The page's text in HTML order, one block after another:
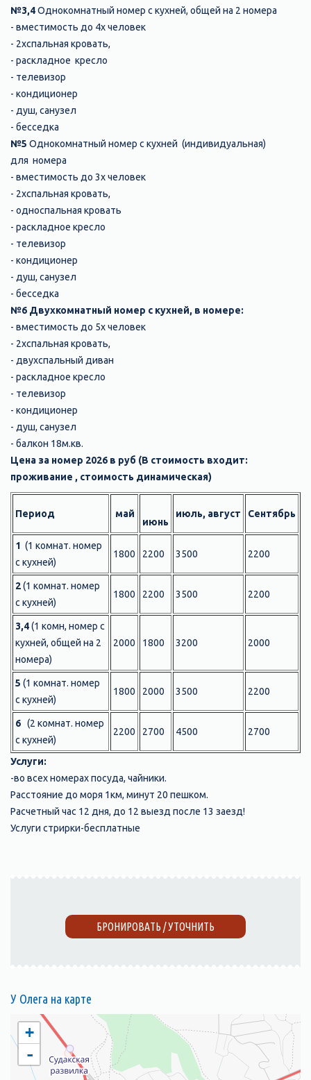
№3,4Однокомнатный номер с кухней, общей на 2 номера
- вместимость до 4х человек
- 2хспальная кровать,
- раскладное кресло
- телевизор
- кондиционер
- душ, санузел
- бесседка
№5 Однокомнатный номер с кухней (индивидуальная)
для номера
- вместимость до 3х человек
- 2хспальная кровать,
- односпальная кровать
- раскладное кресло
- телевизор
- кондиционер
- душ, санузел
- бесседка
№6 Двухкомнатный номер с кухней, в номере:
- вместимость до 5х человек
- 2хспальная кровать,
- двухспальный диван
- раскладное кресло
- телевизор
- кондиционер
- душ, санузел
- балкон 18м.кв.
Цена за номер 2026 в руб (В стоимость входит:
проживание , стоимость динамическая)
Период май
июнь
июль, август Сентябрь
1 (1 комнат. номер
с кухней)
1800 2200 3500 2200
2(1 комнат. номер
с кухней)
1800 2200 3500 2200
3,4(1 комн, номер с
кухней, общей на 2
номера)
2000 1800 3200 2000
5 (1 комнат. номер
с кухней)
1800 2000 3500 2200
6 (2 комнат. номер
с кухней)
2200 2700 4500 2700
Услуги:
-во всех номерах посуда, чайники.
Расстояние до моря 1км, минут 20 пешком.
Расчетный час 12 дня, до 12 выезд после 13 заезд!
Услуги стрирки-бесплатные
БРОНИРОВАТЬ / УТОЧНИТЬ
У Олега на карте
+
-